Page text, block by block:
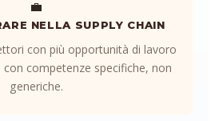
💼
NELLA SUPPLY CHAIN
con più opportunità di lavoro
competenze specifiche, non
generiche.